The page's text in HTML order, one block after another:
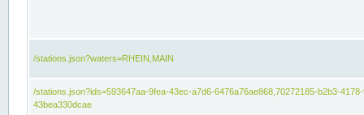
/stations.json?waters=RHEIN,MAIN
/stations.json?ids=593647aa-9fea-43ec-a7d6-6476a76ae868,70272185-b2b3-
43bea330dcae